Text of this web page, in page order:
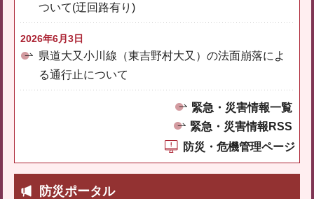
ついて(迂回路有り)
2026年6月3日
県道大又小川線（東吉野村大又）の法面崩落によ
る通行止について
緊急・災害情報一覧
緊急・災害情報RSS
防災・危機管理ページ
防災ポータル